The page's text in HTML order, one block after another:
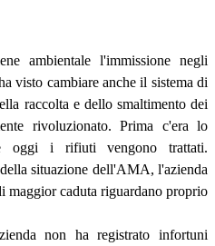
ambientale l'immissione negli
visto cambiare anche il sistema di
raccolta e dello smaltimento dei
rivoluzionato. Prima c'era lo
oggi i rifiuti vengono trattati.
situazione dell'AMA, l'azienda
maggior caduta riguardano proprio
non ha registrato infortuni